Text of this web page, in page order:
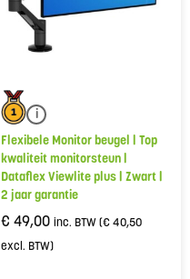
i
Flexibele Monitor beugel | Top
kwaliteit monitorsteun |
Dataflex Viewlite plus | Zwart |
2 jaar garantie
€ 49,00 inc. BTW (€40,50
excl. BTW)